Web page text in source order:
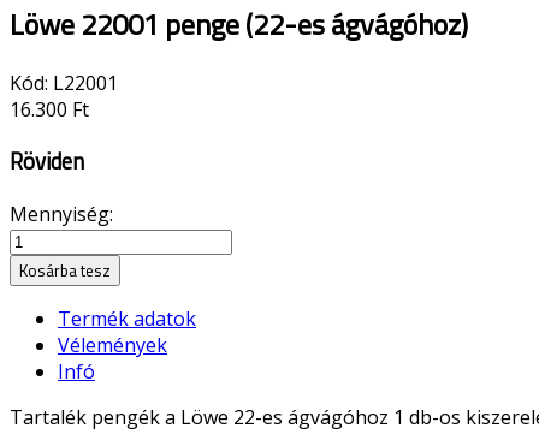
Löwe 22001 penge (22-es ágvágóhoz)
Kód: L22001
16.300 Ft
Röviden
Mennyiség:
Kosárba tesz
Termék adatok
Vélemények
Infó
Tartalék pengék a Löwe 22-es ágvágóhoz 1 db-os